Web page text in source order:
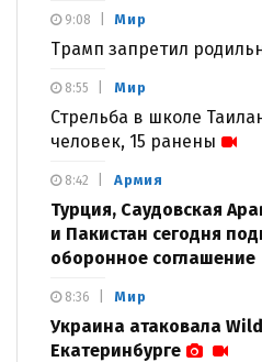
Мир
Трамп запретил
9:08
Мир
Стрельба в школе
человек, 15 ранены
8:55
Армия
Турция, Саудовская
и Пакистан сегодня
оборонное соглашение
8:42
Мир
Украина атаковала
Екатеринбурге
8:36